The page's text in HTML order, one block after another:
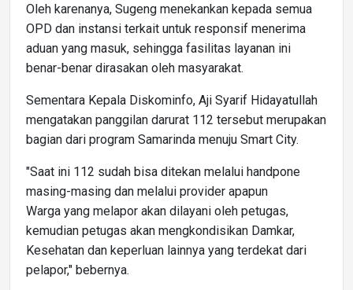
Oleh karenanya, Sugeng menekankan kepada semua
OPD dan instansi terkait untuk responsif menerima
aduan yang masuk, sehingga fasilitas layanan ini
benar-benar dirasakan oleh masyarakat.
Sementara Kepala Diskominfo, Aji Syarif Hidayatullah
mengatakan panggilan darurat 112 tersebut merupakan
bagian dari program Samarinda menuju Smart City.
"Saat ini 112 sudah bisa ditekan melalui handpone
masing-masing dan melalui provider apapun
Warga yang melapor akan dilayani oleh petugas,
kemudian petugas akan mengkondisikan Damkar,
Kesehatan dan keperluan lainnya yang terdekat dari
pelapor," bebernya.